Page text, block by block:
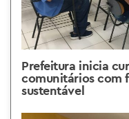
Prefeitura inicia
comunitários com
sustentável